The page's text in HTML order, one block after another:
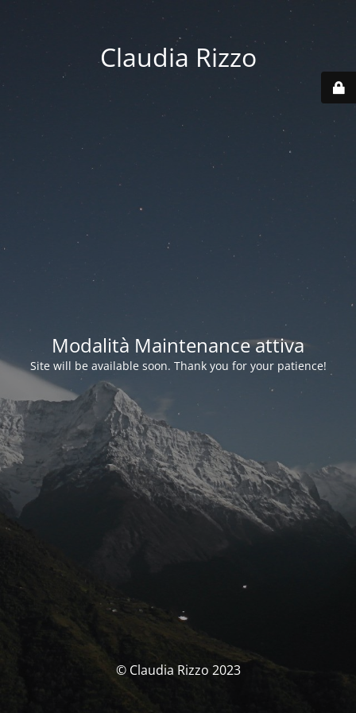
Claudia Rizzo
Modalità Maintenance attiva
Site will be available soon. Thank you for your patience!
© Claudia Rizzo 2023